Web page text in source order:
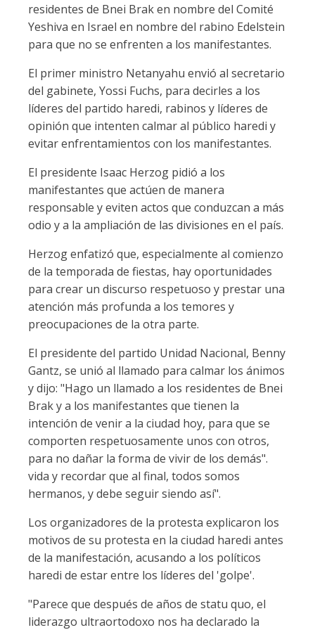
residentes de Bnei Brak en nombre del Comité
Yeshiva en Israel en nombre del rabino Edelstein
para que no se enfrenten a los manifestantes.
El primer ministro Netanyahu envió al secretario
del gabinete, Yossi Fuchs, para decirles a los
líderes del partido haredi, rabinos y líderes de
opinión que intenten calmar al público haredi y
evitar enfrentamientos con los manifestantes.
El presidente Isaac Herzog pidió a los
manifestantes que actúen de manera
responsable y eviten actos que conduzcan a más
odio y a la ampliación de las divisiones en el país.
Herzog enfatizó que, especialmente al comienzo
de la temporada de fiestas, hay oportunidades
para crear un discurso respetuoso y prestar una
atención más profunda a los temores y
preocupaciones de la otra parte.
El presidente del partido Unidad Nacional, Benny
Gantz, se unió al llamado para calmar los ánimos
y dijo: "Hago un llamado a los residentes de Bnei
Brak y a los manifestantes que tienen la
intención de venir a la ciudad hoy, para que se
comporten respetuosamente unos con otros,
para no dañar la forma de vivir de los demás".
vida y recordar que al final, todos somos
hermanos, y debe seguir siendo así".
Los organizadores de la protesta explicaron los
motivos de su protesta en la ciudad haredi antes
de la manifestación, acusando a los políticos
haredi de estar entre los líderes del 'golpe'.
"Parece que después de años de statu quo, el
liderazgo ultraortodoxo nos ha declarado la